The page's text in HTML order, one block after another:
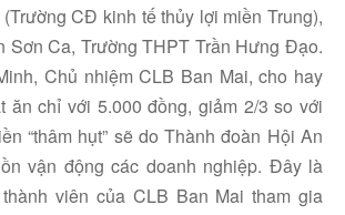
CĐ kinh tế thủy lợi miền Trung),
Sơn Ca, Trường THPT Trần Hưng Đạo.
Chủ nhiệm CLB Ban Mai, cho hay
ăn chỉ với 5.000 đồng, giảm 2/3 so với
“thâm hụt” sẽ do Thành đoàn Hội An
vận động các doanh nghiệp. Đây là
viên của CLB Ban Mai tham gia